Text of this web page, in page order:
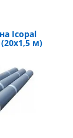
Icopal
м)